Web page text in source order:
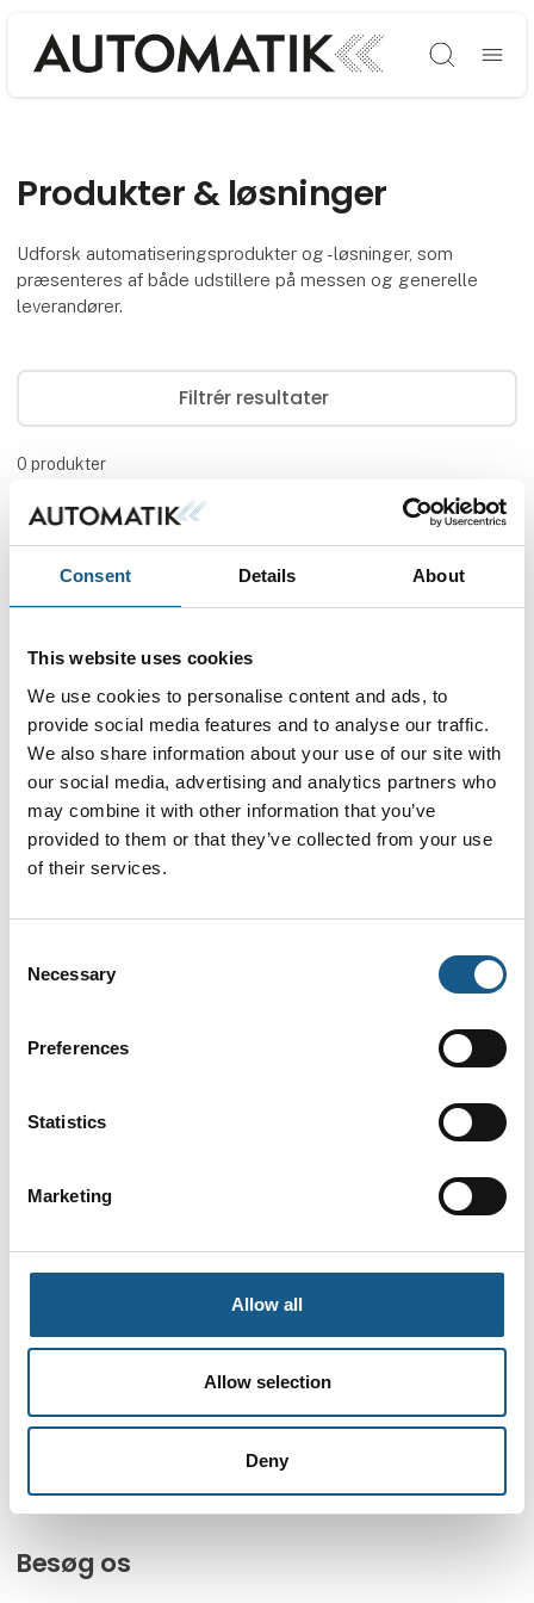
Consent Details About
This website uses cookies
We use cookies to personalise content and ads, to
provide social media features and to analyse our traffic.
We also share information about your use of our site with
our social media, advertising and analytics partners who
may combine it with other information that you’ve
provided to them or that they’ve collected from your use
of their services.
Selection
Necessary
Preferences
Statistics
Marketing
Allow all
Allow selection
Deny
Søg
Produkter & løsninger
Udforsk automatiseringsprodukter og -løsninger, som
præsenteres af både udstillere på messen og generelle
leverandører.
Filtrér resultater
0 produkter
Ingen resultater fundet.
AUTOMATIK ➡ Messe & Vidensforum inden for automation, motion &
innovative produkter og løsninger og ikke mindst et aktuelt og
praksisnært konferenceprogram.
Messen arrangeres af MCH A/S
Kontakt os
E-mail:automatik@mch.dk
Besøg os